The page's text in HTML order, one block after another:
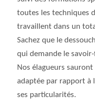
toutes les techniques
travaillent dans un
Sachez que le
qui demande le
Nos élagueurs
adaptée par rapport à
ses particularités.